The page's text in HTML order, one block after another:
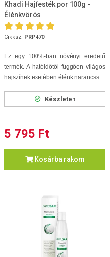
Khadi Hajfesték por 100g -
Élénkvörös
Cikksz. PRP470
Ez egy 100%-ban növényi eredetű
termék. A hatóidőtől függően világos
hajszínek esetében élénk narancss...
Készleten
5 795 Ft
Kosárba rakom